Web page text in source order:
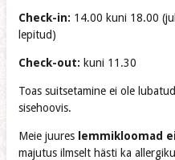
Check-in: 14.00 kuni 18.00
lepitud)
Check-out: kuni 11.30
Toas suitsetamine ei ole
sisehoovis.
Meie juures lemmikloomad
majutus ilmselt hästi ka